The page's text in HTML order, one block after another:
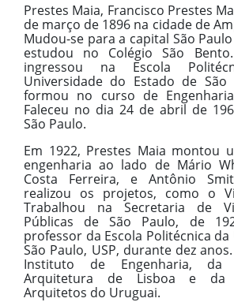
Prestes Maia, Francisco Prestes
de março de 1896 na cidade de
Mudou-se para a capital São
estudou no Colégio São
ingressou na Escola
Universidade do Estado de
formou no curso de
Faleceu no dia 24 de abril de
São Paulo.
Em 1922, Prestes Maia montou
engenharia ao lado de Mário
Costa Ferreira, e Antônio
realizou os projetos, como o
Trabalhou na Secretaria de
Públicas de São Paulo, de
professor da Escola Politécnica
São Paulo, USP, durante dez
Instituto de Engenharia, da
Arquitetura de Lisboa e da
Arquitetos do Uruguai.